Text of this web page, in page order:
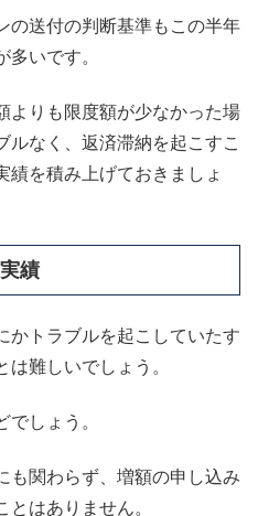
の送付の判断基準もこの半年
多いです。
よりも限度額が少なかった場
ルなく、返済滞納を起こすこ
績を積み上げておきましょ
績
かトラブルを起こしていたす
難しいでしょう。
しょう。
も関わらず、増額の申し込み
とはありません。